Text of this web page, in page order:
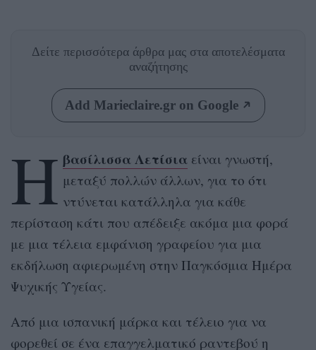
Δείτε περισσότερα άρθρα μας στα αποτελέσματα
αναζήτησης
Add Marieclaire.gr on Google
Η βασίλισσα Λετίσιαείναι γνωστή,
μεταξύ πολλών άλλων, για το ότι
ντύνεται κατάλληλα για κάθε
περίσταση κάτι που απέδειξε ακόμα μια φορά
με μια τέλεια εμφάνιση γραφείου για μια
εκδήλωση αφιερωμένη στην Παγκόσμια Ημέρα
Ψυχικής Υγείας.
Από μια ισπανική μάρκα και τέλειο για να
φορεθεί σε ένα επαγγελματικό ραντεβού η